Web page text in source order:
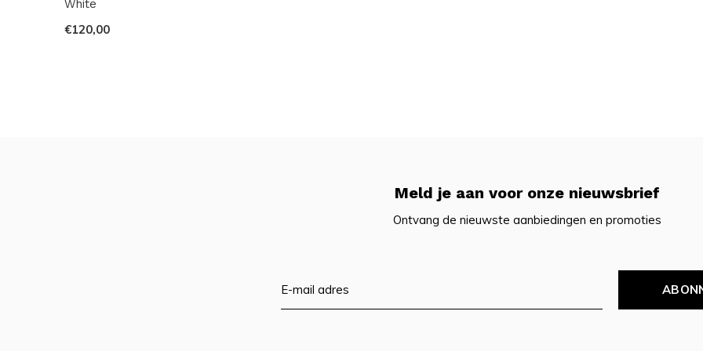
White
€120,00
Meld je aan voor onze nieuwsbrief
Ontvang de nieuwste aanbiedingen en promoties